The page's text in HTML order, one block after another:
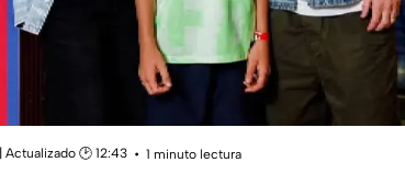
| Actualizado 🕑 12:43
1 minuto lectura